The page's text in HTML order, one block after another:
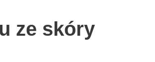
ze skóry